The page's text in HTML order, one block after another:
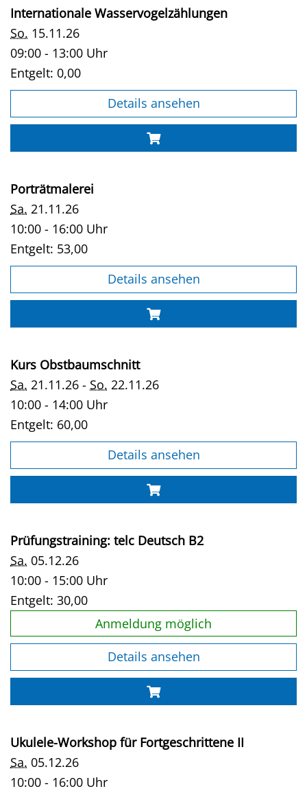
Internationale Wasservogelzählungen
So. 15.11.26
09:00 - 13:00 Uhr
Entgelt: 0,00
Details ansehen
Porträtmalerei
Sa. 21.11.26
10:00 - 16:00 Uhr
Entgelt: 53,00
Details ansehen
Kurs Obstbaumschnitt
Sa. 21.11.26 - So. 22.11.26
10:00 - 14:00 Uhr
Entgelt: 60,00
Details ansehen
Prüfungstraining: telc Deutsch B2
Sa. 05.12.26
10:00 - 15:00 Uhr
Entgelt: 30,00
Anmeldung möglich
Details ansehen
Ukulele-Workshop für Fortgeschrittene II
Sa. 05.12.26
10:00 - 16:00 Uhr